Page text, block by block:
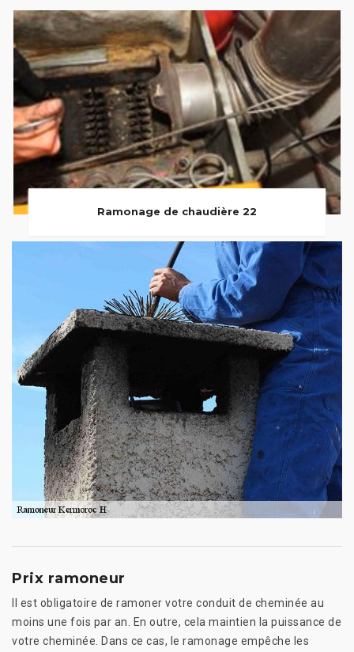
Ramonage de chaudière 22
Prix ramoneur
Il est obligatoire de ramoner votre conduit de cheminée au
moins une fois par an. En outre, cela maintien la puissance de
votre cheminée. Dans ce cas, le ramonage empêche les